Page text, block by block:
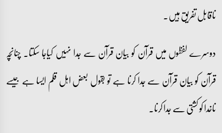
ناقابل تفریق ہیں۔
دوسرے لفظوں میں قرآن کو بیان قرآن سے جدا نہیں کیاجا سکتا۔ چنانچہ
قرآن کو بیان قرآن سے جدا کرنا ہے تو بقول بعض اہل قلم ایسا ہے جیسے
ناخدا کو کشتی سے جدا کرنا۔